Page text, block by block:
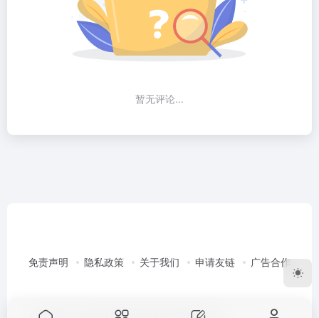
暂无评论...
免责声明 隐私政策 关于我们 申请友链 广告合作
Copyright © 2026 96导航 渝ICP备2022003351号-2